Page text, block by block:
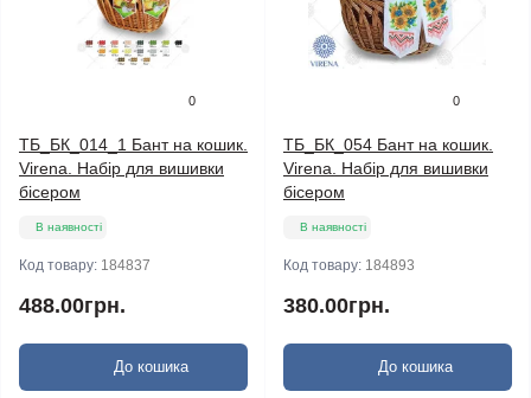
0
ТБ_БК_014_1 Бант на кошик.
Virena. Набір для вишивки
бісером
В наявності
Код товару: 184837
488.00грн.
До кошика
0
ТБ_БК_054 Бант на кошик.
Virena. Набір для вишивки
бісером
В наявності
Код товару: 184893
380.00грн.
До кошика